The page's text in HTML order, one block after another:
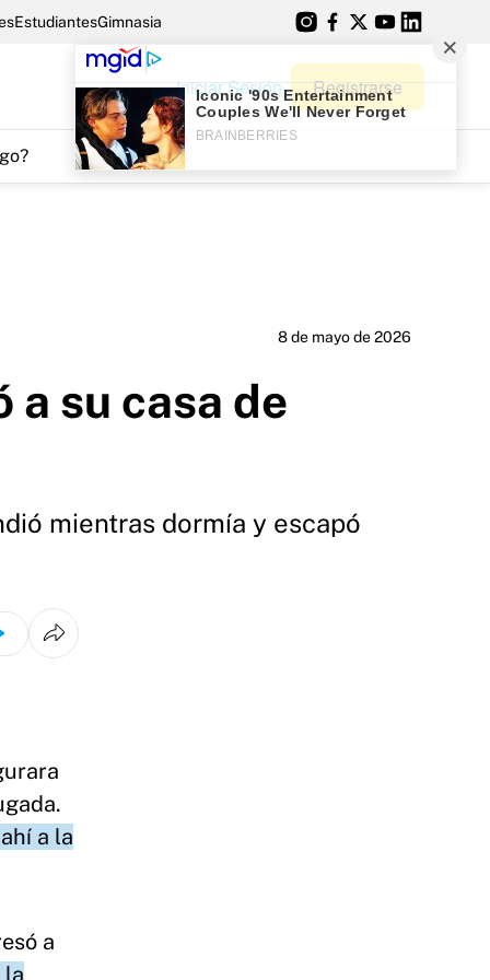
EstudiantesGimnasia
Iniciar Sesión Registrarse
8 de mayo de 2026
a su casa de
mientras dormía y escapó
a la
a
la